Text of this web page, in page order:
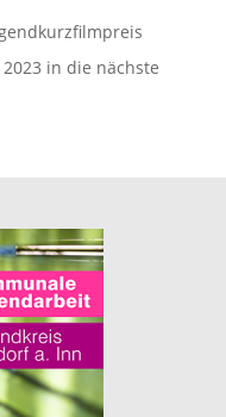
in die nächste